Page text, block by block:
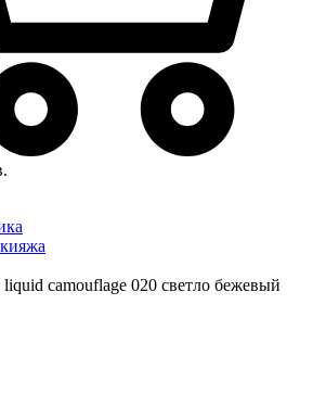
camouflage 020 светло бежевый